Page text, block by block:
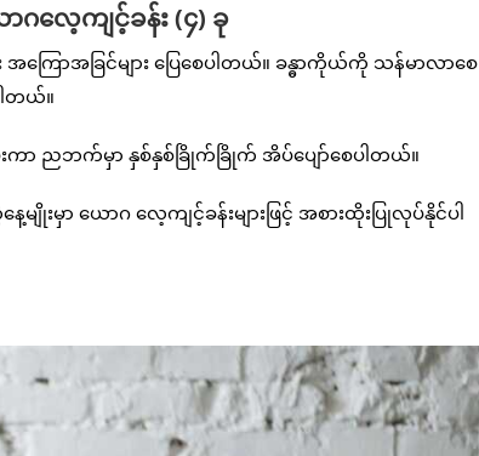
လေ့ကျင့်ခန်း (၄) ခု
အကြောအခြင်များ ပြေစေပါတယ်။ ခန္ဓာကိုယ်ကို သန်မာလာစေ
တယ်။
းကာ ညဘက်မှာ နှစ်နှစ်ခြိုက်ခြိုက် အိပ်ပျော်စေပါတယ်။
ျိုးမှာ ယောဂ လေ့ကျင့်ခန်းများဖြင့် အစားထိုးပြုလုပ်နိုင်ပါ